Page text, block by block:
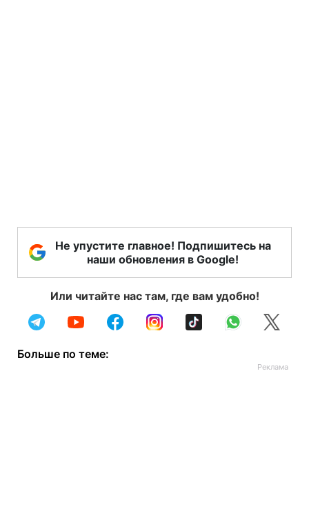
Не упустите главное! Подпишитесь на
наши обновления в Google!
Или читайте нас там, где вам удобно!
Больше по теме: